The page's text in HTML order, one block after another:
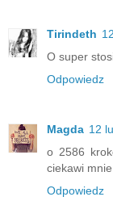
Tirindeth
O super
Odpowiedz
Magda 12
o 2586
ciekawi mnie
Odpowiedz